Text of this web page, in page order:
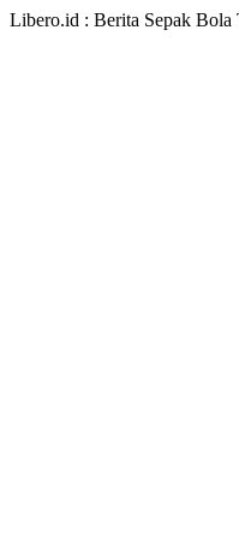
Libero.id : Berita Sepak Bola